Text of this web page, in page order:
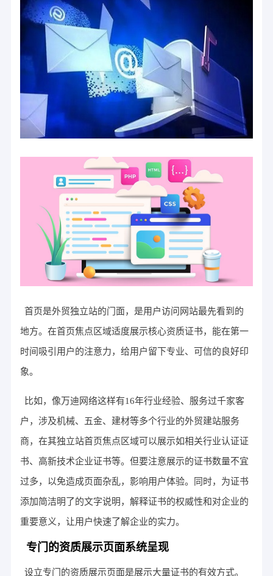
首页是外贸独立站的门面，是用户访问网站最先看到的
地方。在首页焦点区域适度展示核心资质证书，能在第一
时间吸引用户的注意力，给用户留下专业、可信的良好印
象。
比如，像万迪网络这样有16年行业经验、服务过千家客
户，涉及机械、五金、建材等多个行业的外贸建站服务
商，在其独立站首页焦点区域可以展示如相关行业认证证
书、高新技术企业证书等。但要注意展示的证书数量不宜
过多，以免造成页面杂乱，影响用户体验。同时，为证书
添加简洁明了的文字说明，解释证书的权威性和对企业的
重要意义，让用户快速了解企业的实力。
专门的资质展示页面系统呈现
设立专门的资质展示页面是展示大量证书的有效方式。